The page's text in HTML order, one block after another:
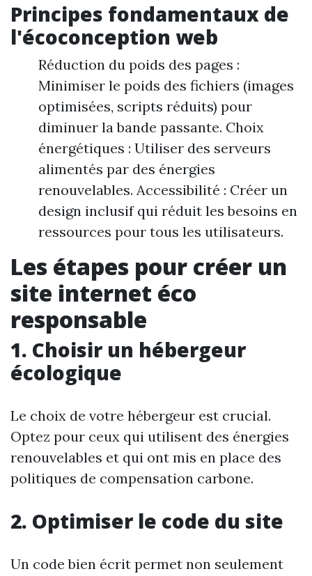
Principes fondamentaux de
l'écoconception web
Réduction du poids des pages :
Minimiser le poids des fichiers (images
optimisées, scripts réduits) pour
diminuer la bande passante. Choix
énergétiques : Utiliser des serveurs
alimentés par des énergies
renouvelables. Accessibilité : Créer un
design inclusif qui réduit les besoins en
ressources pour tous les utilisateurs.
Les étapes pour créer un
site internet éco
responsable
1. Choisir un hébergeur
écologique
Le choix de votre hébergeur est crucial.
Optez pour ceux qui utilisent des énergies
renouvelables et qui ont mis en place des
politiques de compensation carbone.
2. Optimiser le code du site
Un code bien écrit permet non seulement